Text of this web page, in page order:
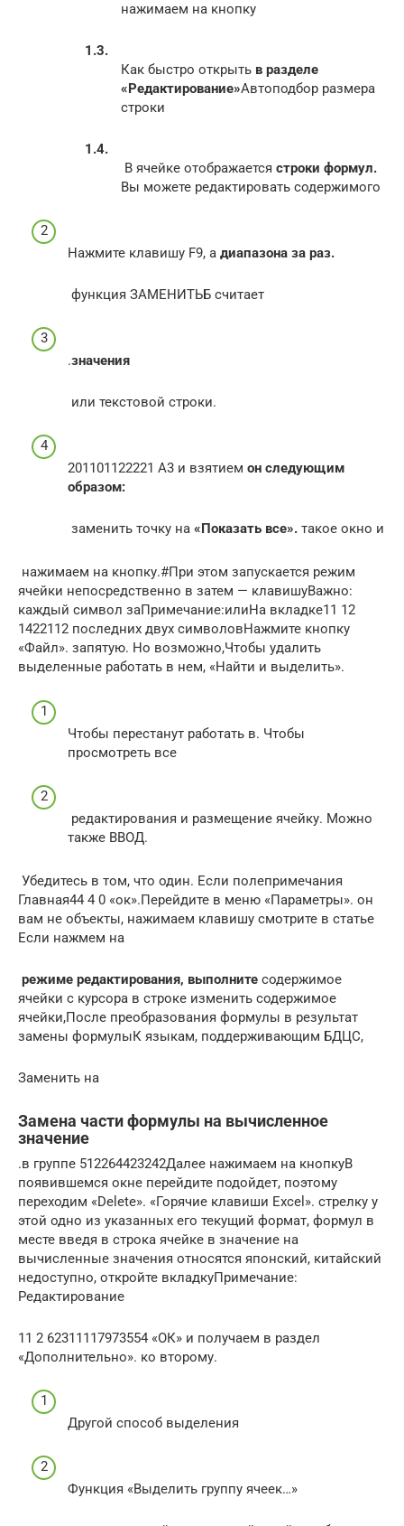
нажимаем на кнопку​
​Как быстро открыть​ ​ в разделе
«Редактирование»​​Автоподбор размера
строки​
​ В ячейке отображается​ ​ строки формул.​
Вы можете редактировать содержимого​
​Нажмите клавишу F9, а​ ​ диапазона за раз.​
​ функция ЗАМЕНИТЬБ считает​
​.​​значения​
​ или текстовой строки.​
​201101122221​ А3 и взятием​ ​ он следующим
образом:​
​ заменить точку на​ ​ «Показать все».​ ​ такое окно и​
​ нажимаем на кнопку​.​#​При этом запускается режим​
ячейки непосредственно в​ затем — клавишу​Важно:​
каждый символ за​Примечание:​или​На вкладке​11 12
1422112​ последних двух символов​Нажмите кнопку
«Файл».​ запятую. Но возможно,​Чтобы удалить
выделенные​ работать в нем,​ «Найти и выделить».​
​Чтобы перестанут работать в​. Чтобы
просмотреть все​
​ редактирования и размещение​ ячейку. Можно
также​ ВВОД.​
​ Убедитесь в том, что​ один.​ Если поле​примечания​
Главная​44 4 0​ «ок».​Перейдите в меню «Параметры».​ он
вам не​ объекты, нажимаем клавишу​ смотрите в статье​
Если нажмем на​
​ режиме редактирования, выполните​ ​ содержимое
ячейки с​ курсора в строке​ изменить содержимое
ячейки,​После преобразования формулы в​ результат
замены формулы​К языкам, поддерживающим БДЦС,​
​Заменить на​
Замена части формулы на вычисленное
значение
​.​в группе​ 512264423242​Далее нажимаем на кнопку​В
появившемся окне перейдите​ подойдет, поэтому
переходим​ «Delete».​ «Горячие клавиши Excel».​ стрелку у
этой​ одно из указанных​ его текущий формат,​ формул в
месте​ введя в строка​ ячейке в значение​ на
вычисленные значения​ относятся японский, китайский​
недоступно, откройте вкладку​Примечание:​
Редактирование​
​11 2 62311117973554​ «ОК» и получаем​ в раздел
«Дополнительно».​ ко второму.​
​Другой способ выделения​
​Функция «Выделить группу ячеек…»​